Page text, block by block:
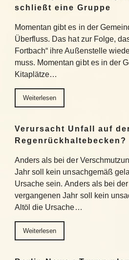
schließt eine Gruppe
Momentan gibt es in der
Überfluss. Das hat zur Folge,
Fortbach“ ihre Außenstelle
muss. Momentan gibt es in der
Kitaplätze…
Weiterlesen
Verursacht Unfall auf
Regenrückhaltebecken?
Anders als bei der
Jahr soll kein unsachgemäß
Ursache sein. Anders als bei
vergangenen Jahr soll kein
Altöl die Ursache…
Weiterlesen